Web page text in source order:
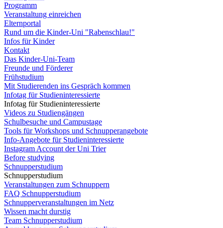
Programm
Veranstaltung einreichen
Elternportal
Rund um die Kinder-Uni "Rabenschlau!"
Infos für Kinder
Kontakt
Das Kinder-Uni-Team
Freunde und Förderer
Frühstudium
Mit Studierenden ins Gespräch kommen
Infotag für Studieninteressierte
Infotag für Studieninteressierte
Videos zu Studiengängen
Schulbesuche und Campustage
Tools für Workshops und Schnupperangebote
Info-Angebote für Studieninteressierte
Instagram Account der Uni Trier
Before studying
Schnupperstudium
Schnupperstudium
Veranstaltungen zum Schnuppern
FAQ Schnupperstudium
Schnupperveranstaltungen im Netz
Wissen macht durstig
Team Schnupperstudium